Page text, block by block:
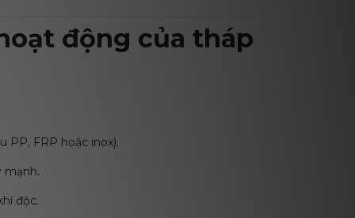
động của tháp
PP, FRP hoặc inox).
mạnh.
độc.